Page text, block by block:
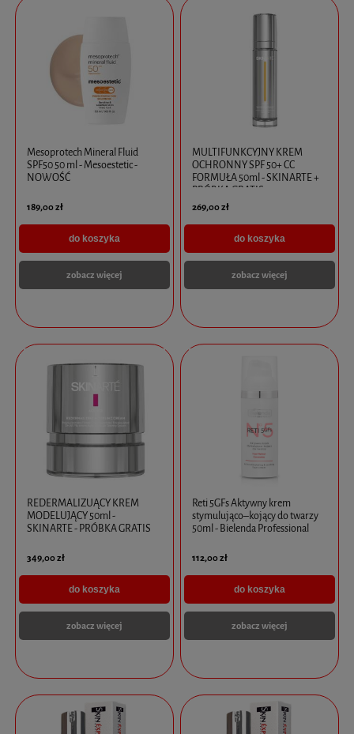
Mesoprotech Mineral Fluid
SPF50 50 ml - Mesoestetic -
NOWOŚĆ
189,00 zł
do koszyka
zobacz więcej
MULTIFUNKCYJNY KREM
OCHRONNY SPF 50+ CC
FORMUŁA 50ml - SKINARTE +
PRÓBKA GRATIS
269,00 zł
do koszyka
zobacz więcej
REDERMALIZUĄCY KREM
MODELUJĄCY 50ml -
SKINARTE - PRÓBKA GRATIS
349,00 zł
do koszyka
zobacz więcej
Reti 5GFs Aktywny krem
stymulująco–kojący do twarzy
50ml - Bielenda Professional
112,00 zł
do koszyka
zobacz więcej